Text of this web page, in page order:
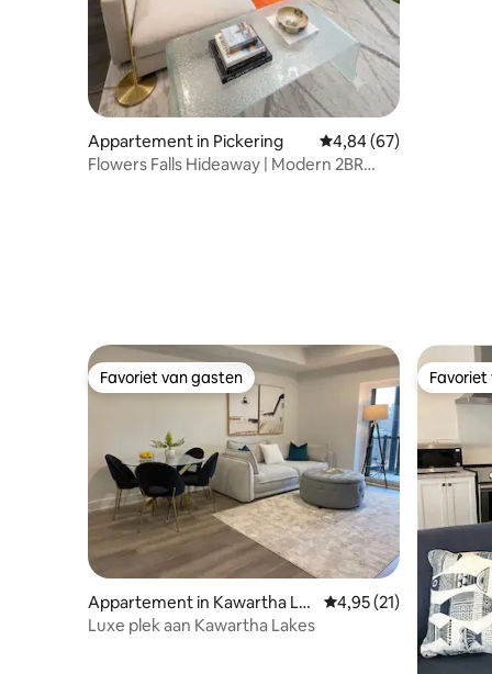
Appartement in Pickering Gemiddelde
4,84 (67)
Flowers Falls Hideaway | Modern 2BR
Favoriet van gasten
Favoriet van gasten
Appartement in Kawartha La
kes
Gemiddelde
4,95 (21)
Luxe plek aan Kawartha Lakes